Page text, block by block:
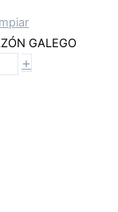
GALEGO
+